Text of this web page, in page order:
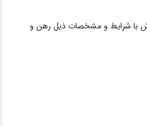
با شرایط و مشخصات ذیل رهن و